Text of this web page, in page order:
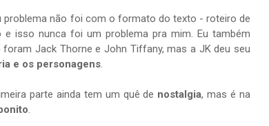
problema não foi com o formato do texto - roteiro de
isso nunca foi um problema pra mim. Eu também
Jack Thorne e John Tiffany, mas a JK deu seu
e os personagens.
parte ainda tem um quê de nostalgia, mas é na
.